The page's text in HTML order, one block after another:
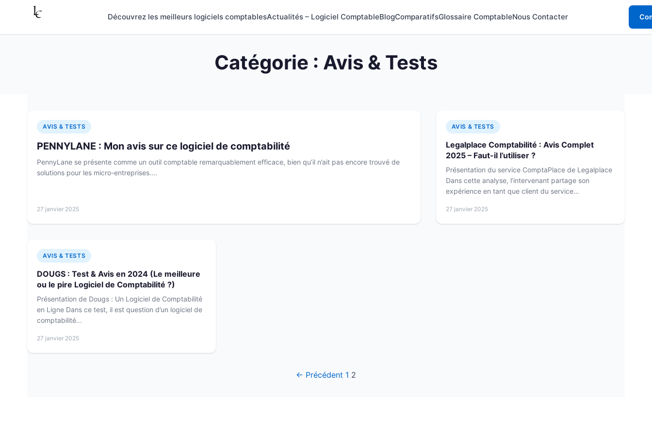
Aller au contenu
Découvrez les meilleurs logiciels comptablesActualités – Logiciel ComptableBlogComparatifsGlossaire ComptableNous Contacter
Catégorie : Avis & Tests
AVIS & TESTS
PENNYLANE : Mon avis sur ce logiciel de comptabilité
PennyLane se présente comme un outil comptable remarquablement efficace, bien qu’il n’ait pas encore trouvé de
solutions pour les micro-entreprises....
27 janvier 2025
AVIS & TESTS
Legalplace Comptabilité : Avis Complet
2025 – Faut-il l’utiliser ?
Présentation du service ComptaPlace de Legalplace
Dans cette analyse, l’intervenant partage son
expérience en tant que client du service
27 janvier 2025
AVIS & TESTS
DOUGS : Test & Avis en 2024 (Le meilleure
ou le pire Logiciel de Comptabilité ?)
Présentation de Dougs : Un Logiciel de Comptabilité
en Ligne Dans ce test, il est question d’un logiciel de
comptabilité...
27 janvier 2025
← Précédent 1 2